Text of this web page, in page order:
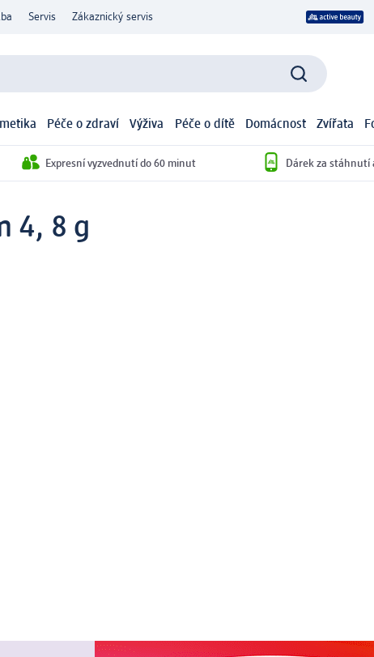
Servis Zákaznický servis
Péče o zdraví Výživa Péče o dítě Domácnost Zvířata
Expresní vyzvednutí do 60 minut Dárek za stáhnutí
4, 8 g